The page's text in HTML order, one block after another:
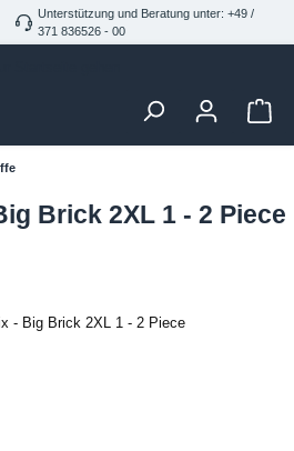
Unterstützung und Beratung unter: +49 /
371 836526 - 00
Brick 2XL 1 - 2 Piece